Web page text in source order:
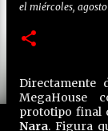
el miércoles,
MegaHouse
prototipo final
Nara. Figura